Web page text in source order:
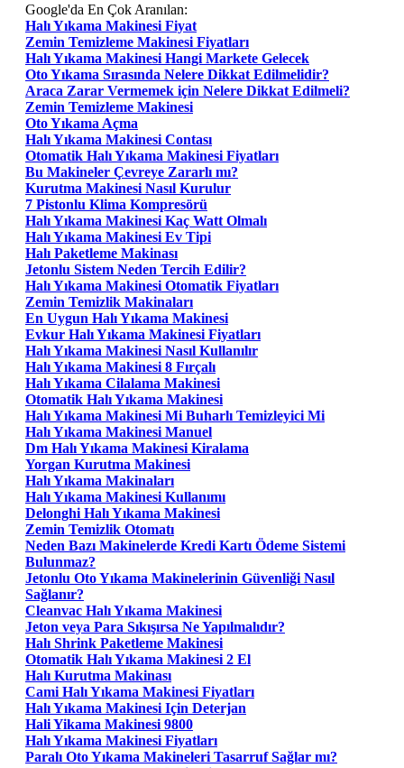
Google'da En Çok Aranılan:
Halı Yıkama Makinesi Fiyat
Zemin Temizleme Makinesi Fiyatları
Halı Yıkama Makinesi Hangi Markete Gelecek
Oto Yıkama Sırasında Nelere Dikkat Edilmelidir?
Araca Zarar Vermemek için Nelere Dikkat Edilmeli?
Zemin Temizleme Makinesi
Oto Yıkama Açma
Halı Yıkama Makinesi Contası
Otomatik Halı Yıkama Makinesi Fiyatları
Bu Makineler Çevreye Zararlı mı?
Kurutma Makinesi Nasıl Kurulur
7 Pistonlu Klima Kompresörü
Halı Yıkama Makinesi Kaç Watt Olmalı
Halı Yıkama Makinesi Ev Tipi
Halı Paketleme Makinası
Jetonlu Sistem Neden Tercih Edilir?
Halı Yıkama Makinesi Otomatik Fiyatları
Zemin Temizlik Makinaları
En Uygun Halı Yıkama Makinesi
Evkur Halı Yıkama Makinesi Fiyatları
Halı Yıkama Makinesi Nasıl Kullanılır
Halı Yıkama Makinesi 8 Fırçalı
Halı Yıkama Cilalama Makinesi
Otomatik Halı Yıkama Makinesi
Halı Yıkama Makinesi Mi Buharlı Temizleyici Mi
Halı Yıkama Makinesi Manuel
Dm Halı Yıkama Makinesi Kiralama
Yorgan Kurutma Makinesi
Halı Yıkama Makinaları
Halı Yıkama Makinesi Kullanımı
Delonghi Halı Yıkama Makinesi
Zemin Temizlik Otomatı
Neden Bazı Makinelerde Kredi Kartı Ödeme Sistemi
Bulunmaz?
Jetonlu Oto Yıkama Makinelerinin Güvenliği Nasıl
Sağlanır?
Cleanvac Halı Yıkama Makinesi
Jeton veya Para Sıkışırsa Ne Yapılmalıdır?
Halı Shrink Paketleme Makinesi
Otomatik Halı Yıkama Makinesi 2 El
Halı Kurutma Makinası
Cami Halı Yıkama Makinesi Fiyatları
Halı Yıkama Makinesi Için Deterjan
Hali Yikama Makinesi 9800
Halı Yıkama Makinesi Fiyatları
Paralı Oto Yıkama Makineleri Tasarruf Sağlar mı?